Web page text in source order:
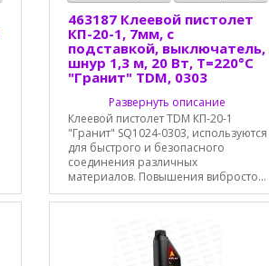
463187 Клеевой пистолет
КП-20-1, 7мм, с
подставкой, выключатель,
шнур 1,3 м, 20 Вт, Т=220°С
"Гранит" TDM, 0303
Развернуть описание
Клеевой пистолет TDM КП-20-1
"Гранит" SQ1024-0303, используются
для быстрого и безопасного
соединения различных
материалов. Повышения вибросто...